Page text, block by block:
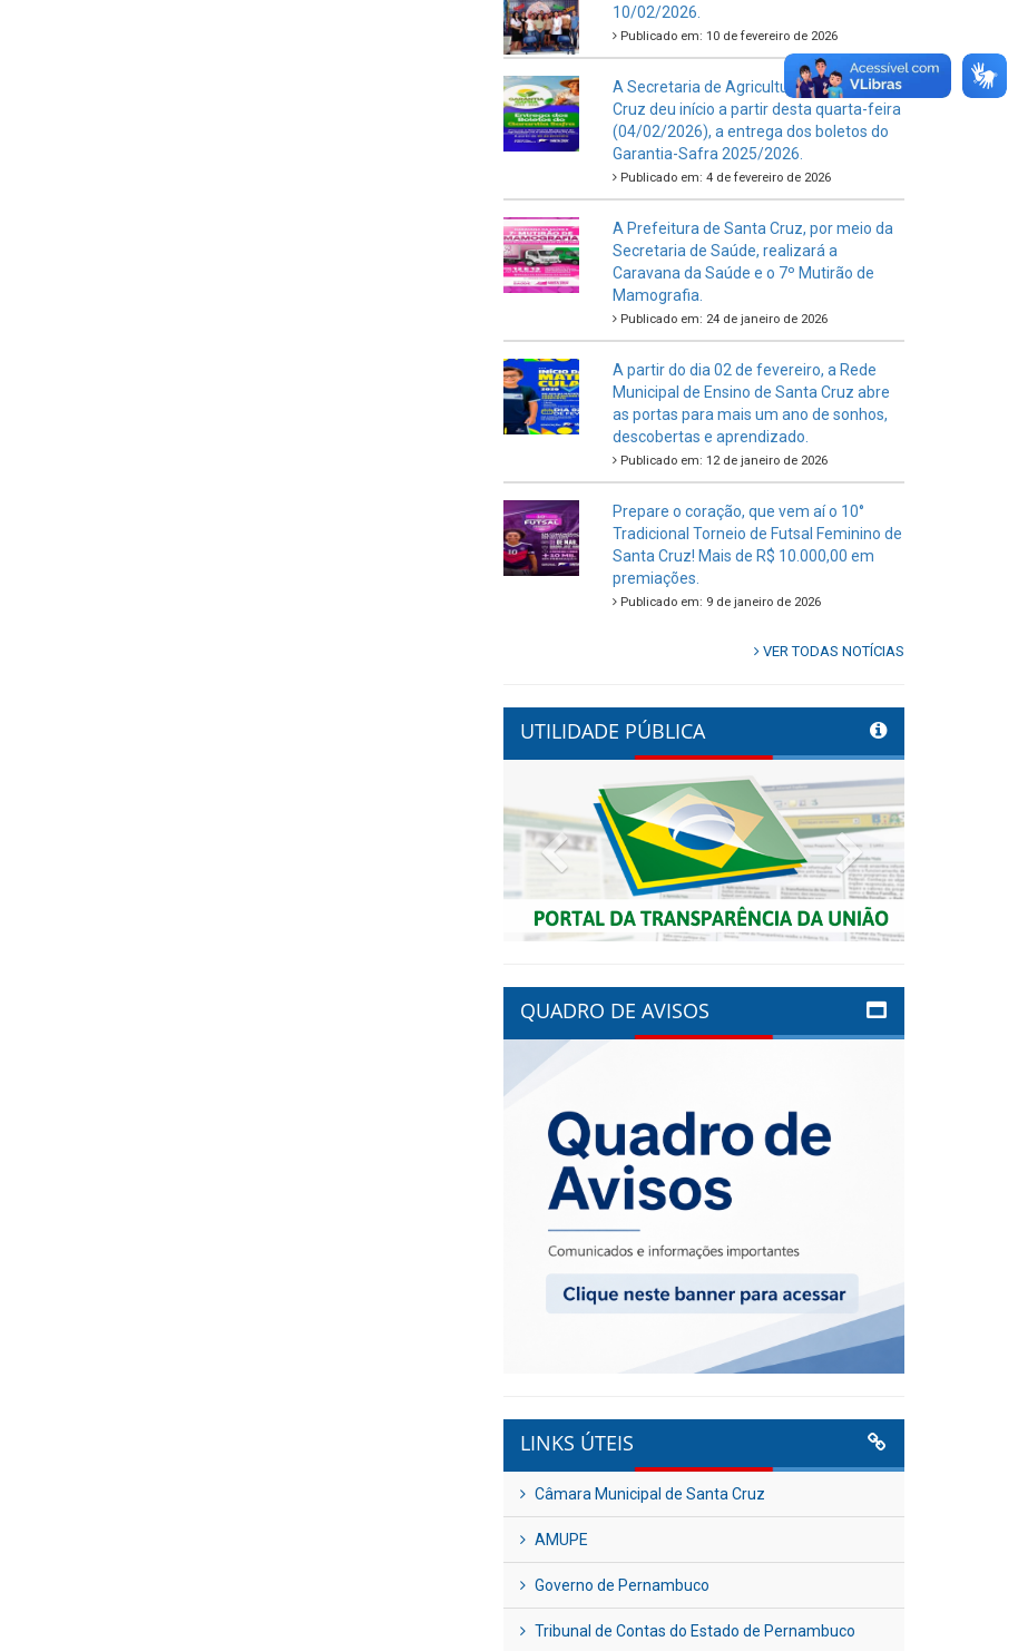
10/02/2026.
Publicado em: 10 de fevereiro de 2026
A Secretaria de Agricultura de Santa
Cruz deu início a partir desta quarta-feira
(04/02/2026), a entrega dos boletos do
Garantia-Safra 2025/2026.
Publicado em: 4 de fevereiro de 2026
A Prefeitura de Santa Cruz, por meio da
Secretaria de Saúde, realizará a
Caravana da Saúde e o 7º Mutirão de
Mamografia.
Publicado em: 24 de janeiro de 2026
A partir do dia 02 de fevereiro, a Rede
Municipal de Ensino de Santa Cruz abre
as portas para mais um ano de sonhos,
descobertas e aprendizado.
Publicado em: 12 de janeiro de 2026
Prepare o coração, que vem aí o 10°
Tradicional Torneio de Futsal Feminino de
Santa Cruz! Mais de R$ 10.000,00 em
premiações.
Publicado em: 9 de janeiro de 2026
VER TODAS NOTÍCIAS
UTILIDADE PÚBLICA
Previous Next
QUADRO DE AVISOS
LINKS ÚTEIS
Câmara Municipal de Santa Cruz
AMUPE
Governo de Pernambuco
Tribunal de Contas do Estado de Pernambuco